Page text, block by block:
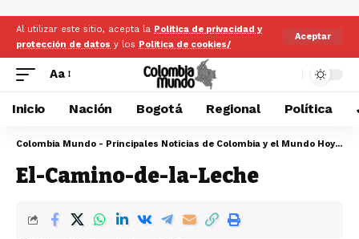
Al utilizar este sitio, acepta la Politica de privacidad y
protección de datos y los Politica de cookies/
Aceptar
Aa
Inicio Nación Bogotá Regional Política
Colombia Mundo - Principales Noticias de Colombia y el Mundo Hoy
>
El-Camino-de-la-Leche